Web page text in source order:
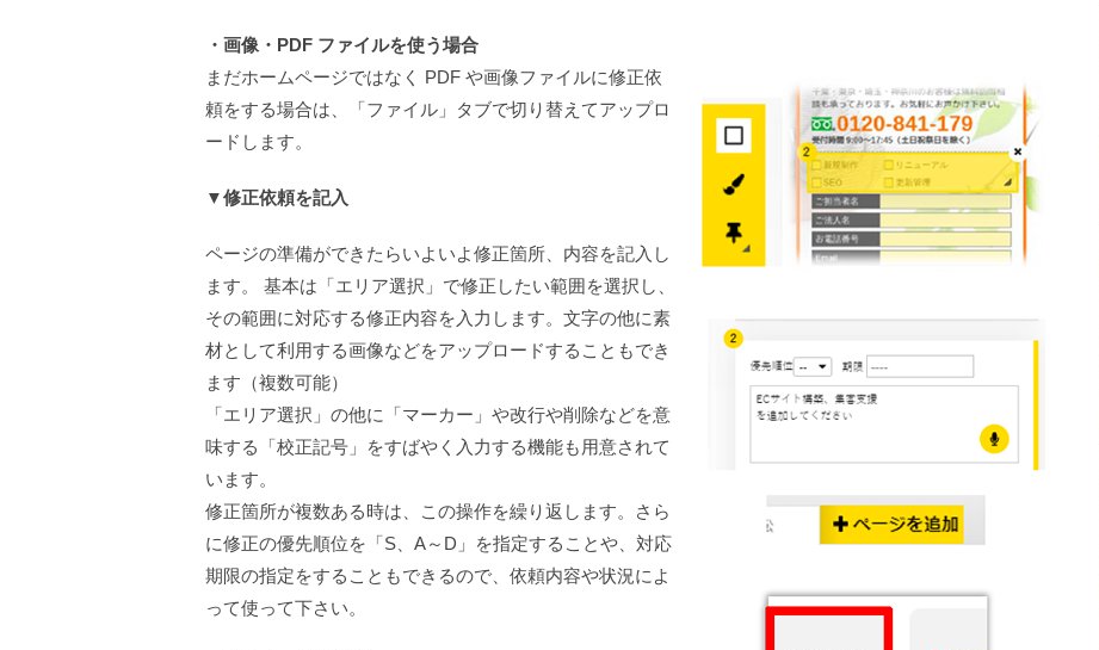
・画像・PDF ファイルを使う場合
まだホームページではなく PDF や画像ファイルに修正依
頼をする場合は、「ファイル」タブで切り替えてアップロ
ードします。
▼修正依頼を記入
ページの準備ができたらいよいよ修正箇所、内容を記入し
ます。 基本は「エリア選択」で修正したい範囲を選択し、
その範囲に対応する修正内容を入力します。文字の他に素
材として利用する画像などをアップロードすることもでき
ます（複数可能）
「エリア選択」の他に「マーカー」や改行や削除などを意
味する「校正記号」をすばやく入力する機能も用意されて
います。
修正箇所が複数ある時は、この操作を繰り返します。さら
に修正の優先順位を「S、A～D」を指定することや、対応
期限の指定をすることもできるので、依頼内容や状況によ
って使って下さい。